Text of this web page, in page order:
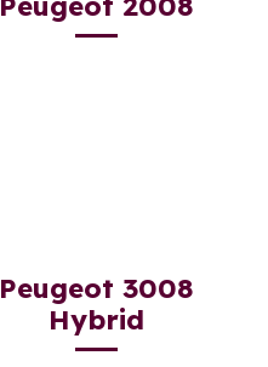
Peugeot 3008
Hybrid